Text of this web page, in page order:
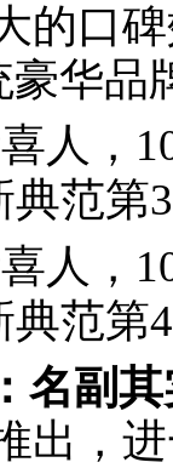
的口
华品
名副
出，